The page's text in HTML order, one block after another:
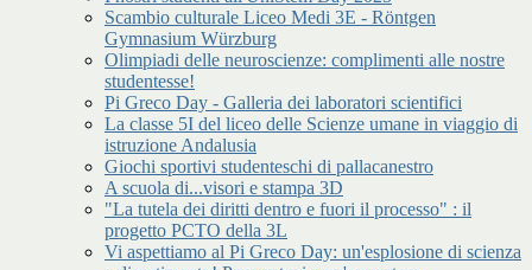
Scambio culturale Liceo Medi 3E - Röntgen
Gymnasium Würzburg
Olimpiadi delle neuroscienze: complimenti alle nostre
studentesse!
Pi Greco Day - Galleria dei laboratori scientifici
La classe 5I del liceo delle Scienze umane in viaggio di
istruzione Andalusia
Giochi sportivi studenteschi di pallacanestro
A scuola di...visori e stampa 3D
"La tutela dei diritti dentro e fuori il processo" : il
progetto PCTO della 3L
Vi aspettiamo al Pi Greco Day: un'esplosione di scienza